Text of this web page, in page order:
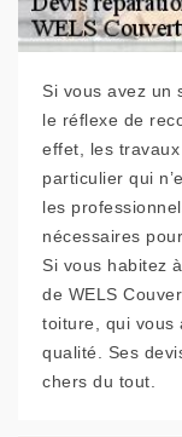
Si vous avez un
le réflexe de
effet, les
particulier qui
les
nécessaires
Si vous habitez
de WELS
toiture, qui vous
qualité. Ses
chers du tout.